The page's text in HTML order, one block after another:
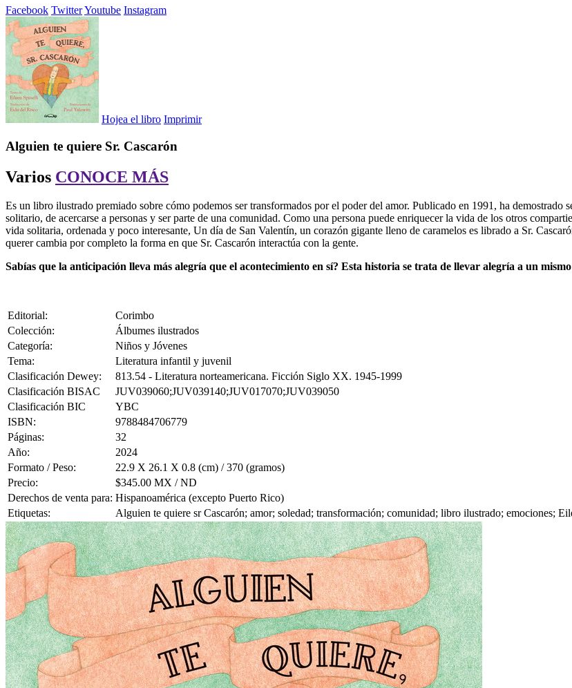
Facebook TwitterYoutube Instagram
Hojea el libro Imprimir
Alguien te quiere Sr. Cascarón
Varios CONOCE MÁS
Es un libro ilustrado premiado sobre cómo podemos ser transformados por el poder del amor. Publicado en 1991, ha
solitario, de acercarse a personas y ser parte de una comunidad. Como una persona puede enriquecer la vida de los otros
vida solitaria, ordenada y poco interesante, Un día de San Valentín, un corazón gigante lleno de caramelos es librado a Sr.
querer cambia por completo la forma en que Sr. Cascarón interactúa con la gente.
Sabías que la anticipación lleva más alegría que el acontecimiento en sí? Esta historia se trata de llevar alegría a un
Editorial:
Corimbo
Colección:
Álbumes ilustrados
Categoría:
Niños y Jóvenes
Tema:
Literatura infantil y juvenil
Clasificación Dewey:
813.54 - Literatura norteamericana. Ficción Siglo XX. 1945-1999
Clasificación BISAC
JUV039060;JUV039140;JUV017070;JUV039050
Clasificación BIC
YBC
ISBN:
9788484706779
Páginas:
32
Año:
2024
Formato / Peso:
22.9 X 26.1 X 0.8 (cm) / 370 (gramos)
Precio:
$345.00 MX / ND
Derechos de venta para: Hispanoamérica (excepto Puerto Rico)
Etiquetas:
Alguien te quiere sr Cascarón; amor; soledad; transformación; comunidad; libro ilustrado; emociones;